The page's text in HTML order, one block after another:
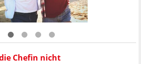
Chefin nicht